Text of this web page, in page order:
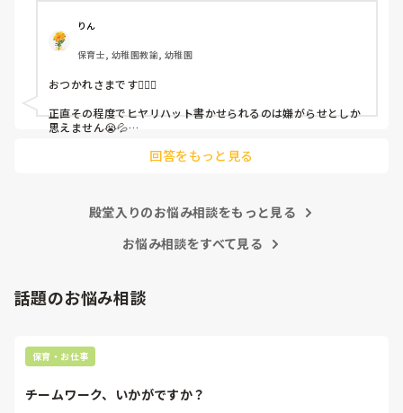
ちゃんと考えて対策を練って書き込むようにと。
呼ばれて一緒に対策を考えさせられること多数
これだけで30〜40分拘束されて辛いです
皆さんの園はどうですか?
りん
保育士, 幼稚園教諭, 幼稚園
おつかれさまです🙇🏻‍♀️
正直その程度でヒヤリハット書かせられるのは嫌がらせとしか
思えません😭💦
回答をもっと見る
殿堂入りのお悩み相談をもっと見る
お悩み相談をすべて見る
話題のお悩み相談
保育・お仕事
チームワーク、いかがですか？